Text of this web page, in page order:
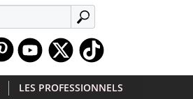
APPLIQUER
Youtube
LES PROFESSIONNELS